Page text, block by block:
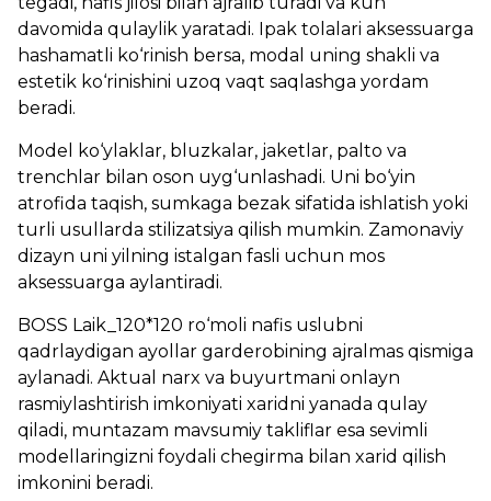
davomida qulaylik yaratadi. Ipak tolalari aksessuarga
hashamatli ko‘rinish bersa, modal uning shakli va
estetik ko‘rinishini uzoq vaqt saqlashga yordam
beradi.
Model ko‘ylaklar, bluzkalar, jaketlar, palto va
trenchlar bilan oson uyg‘unlashadi. Uni bo‘yin
atrofida taqish, sumkaga bezak sifatida ishlatish yoki
turli usullarda stilizatsiya qilish mumkin. Zamonaviy
dizayn uni yilning istalgan fasli uchun mos
aksessuarga aylantiradi.
BOSS Laik_120*120 ro‘moli nafis uslubni
qadrlaydigan ayollar garderobining ajralmas qismiga
aylanadi. Aktual narx va buyurtmani onlayn
rasmiylashtirish imkoniyati xaridni yanada qulay
qiladi, muntazam mavsumiy takliflar esa sevimli
modellaringizni foydali chegirma bilan xarid qilish
imkonini beradi.